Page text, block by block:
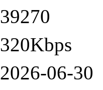
39270
320Kbps
2026-06-30